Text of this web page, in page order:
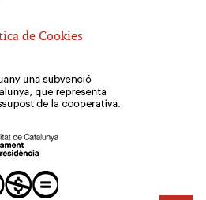
de Cookies